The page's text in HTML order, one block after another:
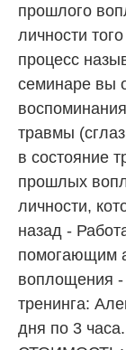
прошлого
личности
процесс
семинаре вы
травмы
в состояние
прошлых
личности,
назад -
помогающим
воплощения
тренинга:
дня по 3